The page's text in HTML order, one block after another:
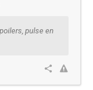
pulse en